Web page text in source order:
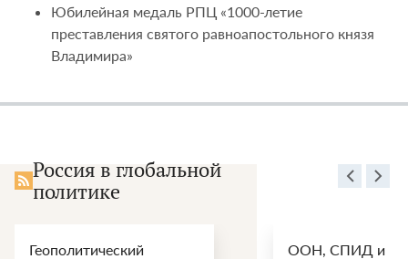
Юбилейная медаль РПЦ «1000-летие
преставления святого равноапостольного князя
Владимира»
Россия в глобальной
политике
Геополитический
ООН, СПИД и